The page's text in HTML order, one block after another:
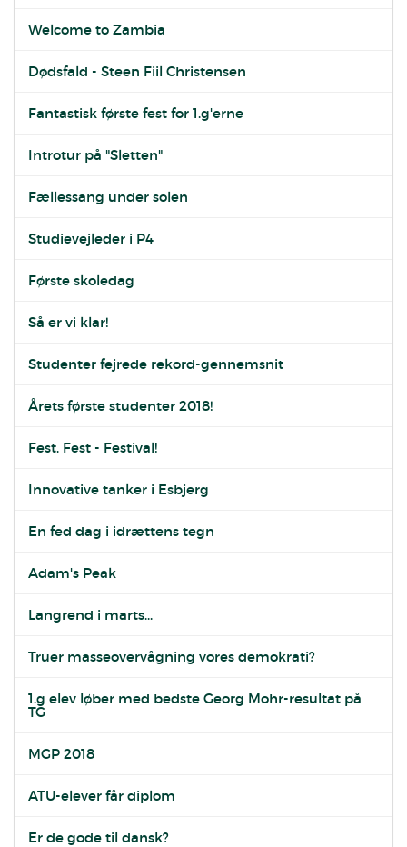
Welcome to Zambia
Dødsfald - Steen Fiil Christensen
Fantastisk første fest for 1.g'erne
Introtur på "Sletten"
Fællessang under solen
Studievejleder i P4
Første skoledag
Så er vi klar!
Studenter fejrede rekord-gennemsnit
Årets første studenter 2018!
Fest, Fest - Festival!
Innovative tanker i Esbjerg
En fed dag i idrættens tegn
Adam's Peak
Langrend i marts...
Truer masseovervågning vores demokrati?
1.g elev løber med bedste Georg Mohr-resultat på
TG
MGP 2018
ATU-elever får diplom
Er de gode til dansk?